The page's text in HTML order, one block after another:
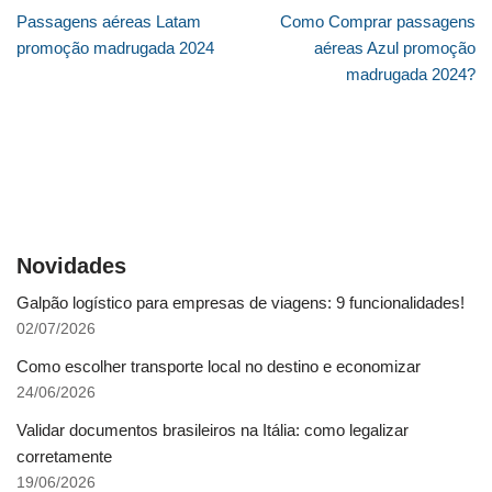
Passagens aéreas Latam
promoção madrugada 2024
Como Comprar passagens
aéreas Azul promoção
madrugada 2024?
Novidades
Galpão logístico para empresas de viagens: 9 funcionalidades!
02/07/2026
Como escolher transporte local no destino e economizar
24/06/2026
Validar documentos brasileiros na Itália: como legalizar
corretamente
19/06/2026